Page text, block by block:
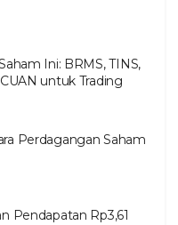
Ini: BRMS, TINS,
untuk Trading
Perdagangan Saham
Pendapatan Rp3,61